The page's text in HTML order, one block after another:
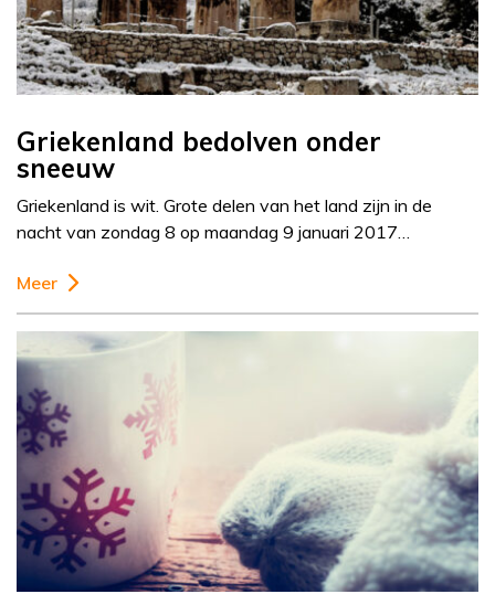
Griekenland bedolven onder
sneeuw
Griekenland is wit. Grote delen van het land zijn in de
nacht van zondag 8 op maandag 9 januari 2017…
Meer